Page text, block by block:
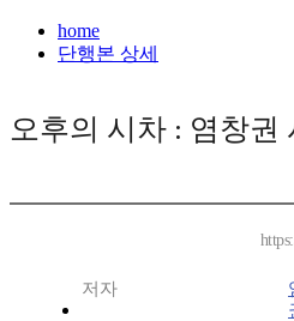
home
단행본 상세
오후의 시차 : 염창권
저자